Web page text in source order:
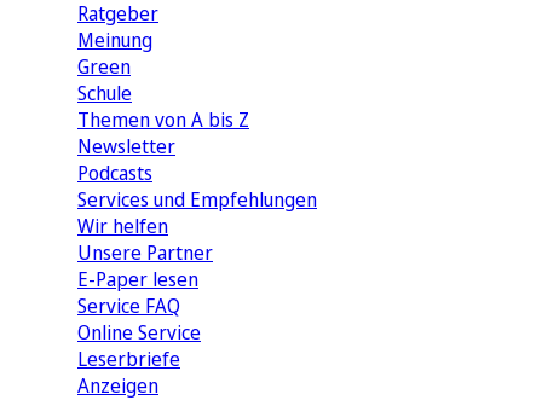
Ratgeber
Meinung
Green
Schule
Themen von A bis Z
Newsletter
Podcasts
Services und Empfehlungen
Wir helfen
Unsere Partner
E-Paper lesen
Service FAQ
Online Service
Leserbriefe
Anzeigen